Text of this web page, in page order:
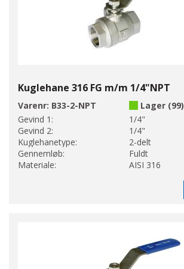
Kuglehane 316 FG m/m 1/4"NPT
Varenr: B33-2-NPT
Lager (99)
Gevind 1:
1/4"
Gevind 2:
1/4"
Kuglehanetype:
2-delt
Gennemløb:
Fuldt
Materiale:
AISI 316